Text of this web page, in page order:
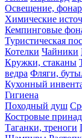
Освещение,
Химические
Кемпинговые
Туристическая
Котелки Чайники
Кружки, стаканы
ведра Фляги,
Кухонный
Гигиена
Походный душ
Костровые
Таганки, треноги